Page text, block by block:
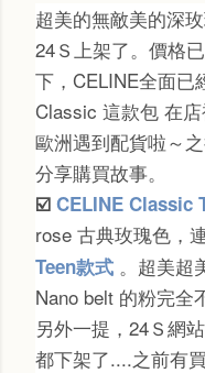
超美的無敵美的深
24Ｓ上架了。價格
下，CELINE全面已
Classic 這款包 在
歐洲遇到配貨啦～
分享購買故事。
☑️ CELINE Classic
rose 古典玫瑰色 ，
Teen款式 。超美超
Nano belt 的粉完全
另外一提，24Ｓ網
都下架了....之前有